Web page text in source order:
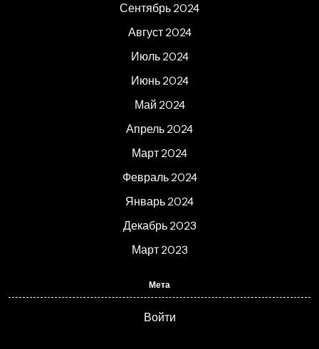
Сентябрь 2024
Август 2024
Июль 2024
Июнь 2024
Май 2024
Апрель 2024
Март 2024
Февраль 2024
Январь 2024
Декабрь 2023
Март 2023
Мета
Войти